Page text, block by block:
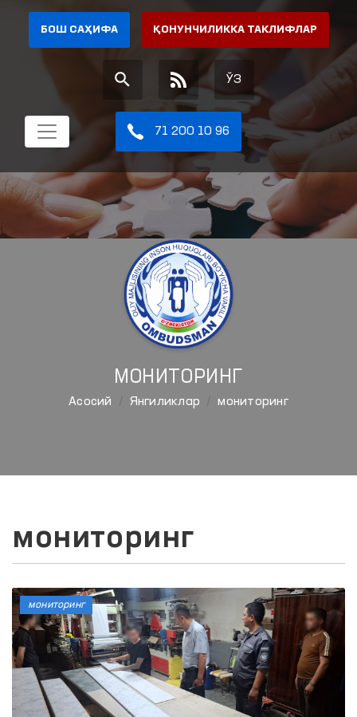
БОШ САҲИФА ҚОНУНЧИЛИККА ТАКЛИФЛАР
ЎЗ
71 200 10 96
МОНИТОРИНГ
Aсосий Янгиликлар мониторинг
мониторинг
мониторинг